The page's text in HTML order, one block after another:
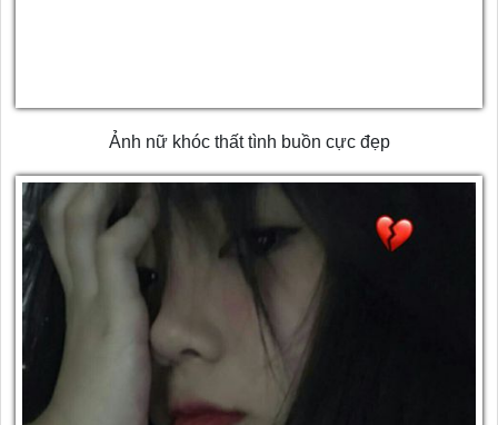
Ảnh nữ khóc thất tình buồn cực đẹp